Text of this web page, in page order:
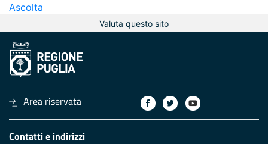
Ascolta
Valuta questo sito
Area riservata
Contatti e indirizzi